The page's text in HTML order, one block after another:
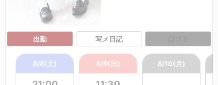
出勤 写メ日記
8/8(土) 8/9(日) 8/10(月)